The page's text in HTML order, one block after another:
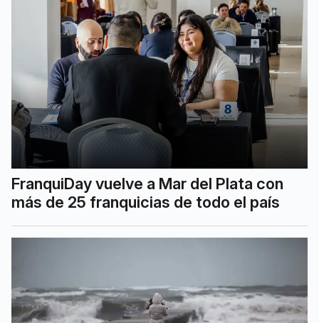
FranquiDay vuelve a Mar del Plata con
más de 25 franquicias de todo el país